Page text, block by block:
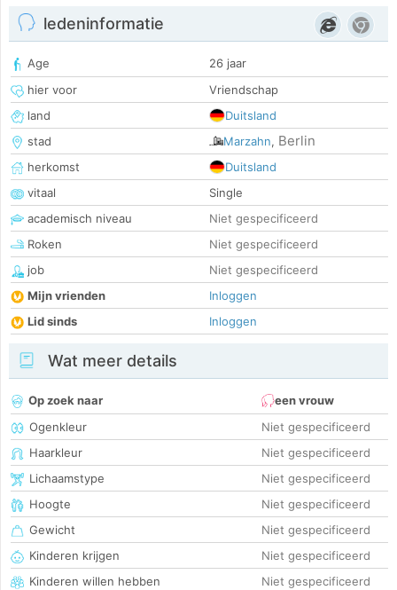
ledeninformatie
Age
26 jaar
hier voor
Vriendschap
land
Duitsland
stad
Marzahn, Berlin
herkomst
Duitsland
vitaal
Single
academisch niveau
Niet gespecificeerd
Roken
Niet gespecificeerd
job
Niet gespecificeerd
Mijn vrienden
Inloggen
Lid sinds
Inloggen
Wat meer details
Op zoek naar
een vrouw
Ogenkleur
Niet gespecificeerd
Haarkleur
Niet gespecificeerd
Lichaamstype
Niet gespecificeerd
Hoogte
Niet gespecificeerd
Gewicht
Niet gespecificeerd
Kinderen krijgen
Niet gespecificeerd
Kinderen willen hebben
Niet gespecificeerd